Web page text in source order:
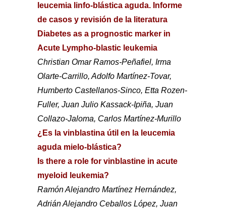
leucemia linfo-blástica aguda. Informe
de casos y revisión de la literatura
Diabetes as a prognostic marker in
Acute Lympho-blastic leukemia
Christian Omar Ramos-Peñafiel, Irma
Olarte-Carrillo, Adolfo Martínez-Tovar,
Humberto Castellanos-Sinco, Etta Rozen-
Fuller, Juan Julio Kassack-Ipiña, Juan
Collazo-Jaloma, Carlos Martínez-Murillo
¿Es la vinblastina útil en la leucemia
aguda mielo-blástica?
Is there a role for vinblastine in acute
myeloid leukemia?
Ramón Alejandro Martínez Hernández,
Adrián Alejandro Ceballos López, Juan